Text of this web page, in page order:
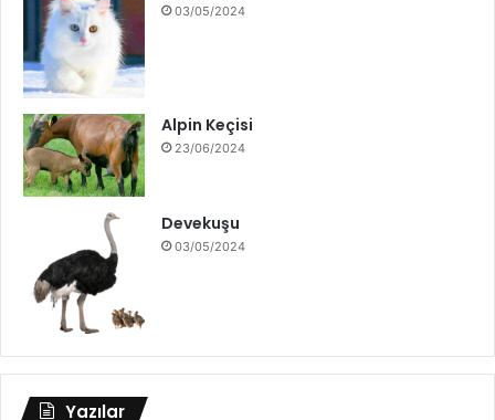
03/05/2024
Alpin Keçisi
23/06/2024
Devekuşu
03/05/2024
Yazılar